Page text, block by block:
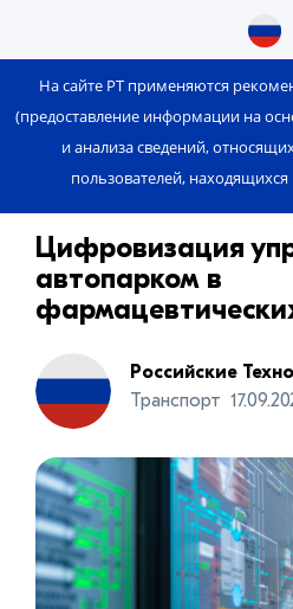
На сайте РТ применяются
(предоставление информации на
и анализа сведений,
пользователей,
Цифровизация
автопарком в
Российские
Транспорт